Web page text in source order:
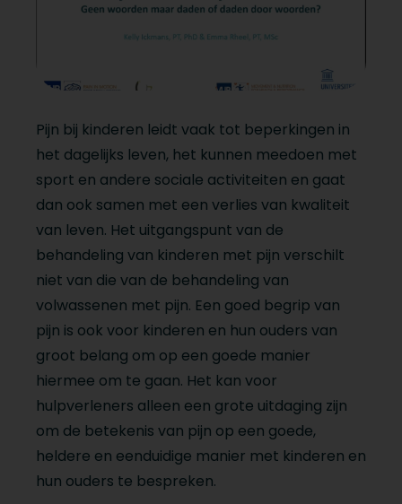
Pijn bij kinderen leidt vaak tot beperkingen in
het dagelijks leven, het kunnen meedoen met
sport en andere sociale activiteiten en gaat
dan ook samen met een verlies van kwaliteit
van leven. Het uitgangspunt van de
behandeling van kinderen met pijn verschilt
niet van die van de behandeling van
volwassenen met pijn. Een goed begrip van
pijn is ook voor kinderen en hun ouders van
groot belang om op een goede manier
hiermee om te gaan. Het kan voor
hulpverleners alleen een grote uitdaging zijn
om de betekenis van pijn op een goede,
heldere en eenduidige manier met kinderen en
hun ouders te bespreken.